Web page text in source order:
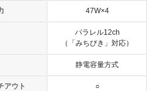
47W×4
パラレル12ch
（「みちびき」対応）
静電容量方式
アウト ○